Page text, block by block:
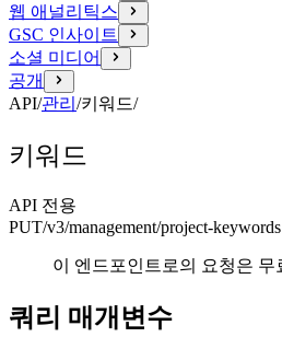
웹 애널리틱스
GSC 인사이트
소셜 미디어
공개
API/관리 /키워드/
키워드
API 전용
PUT/v3/management/project-keywords
이 엔드포인트로의 요청은
쿼리 매개변수